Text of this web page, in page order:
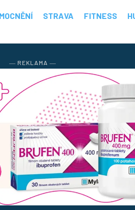
STRAVA FITNESS
― REKLAMA ―